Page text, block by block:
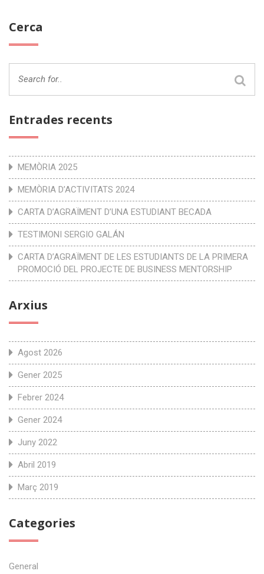
Cerca
Entrades recents
MEMÒRIA 2025
MEMÒRIA D’ACTIVITATS 2024
CARTA D’AGRAÏMENT D’UNA ESTUDIANT BECADA
TESTIMONI SERGIO GALÁN
CARTA D’AGRAÏMENT DE LES ESTUDIANTS DE LA PRIMERA
PROMOCIÓ DEL PROJECTE DE BUSINESS MENTORSHIP
Arxius
Agost 2026
Gener 2025
Febrer 2024
Gener 2024
Juny 2022
Abril 2019
Març 2019
Categories
General